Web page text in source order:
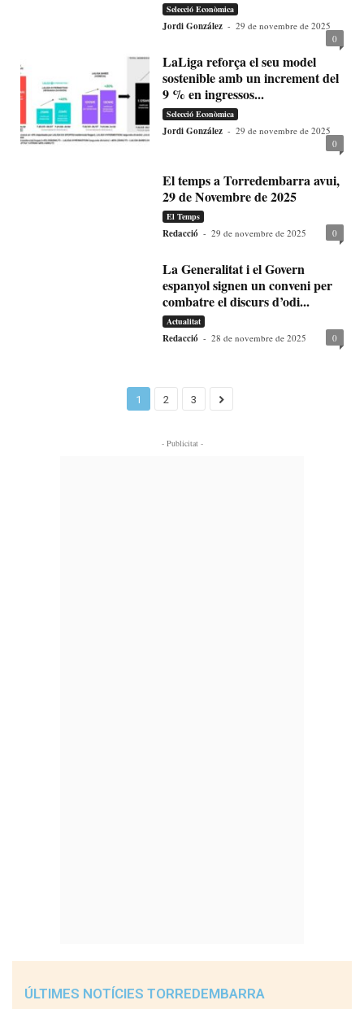
Selecció Econòmica
Jordi González - 29 de novembre de 2025
0
LaLiga reforça el seu model
sostenible amb un increment del
9 % en ingressos...
Selecció Econòmica
Jordi González - 29 de novembre de 2025
0
El temps a Torredembarra avui,
29 de Novembre de 2025
El Temps
Redacció - 29 de novembre de 2025 0
La Generalitat i el Govern
espanyol signen un conveni per
combatre el discurs d’odi...
Actualitat
Redacció - 28 de novembre de 2025 0
1 2 3
- Publicitat -
ÚLTIMES NOTÍCIES TORREDEMBARRA